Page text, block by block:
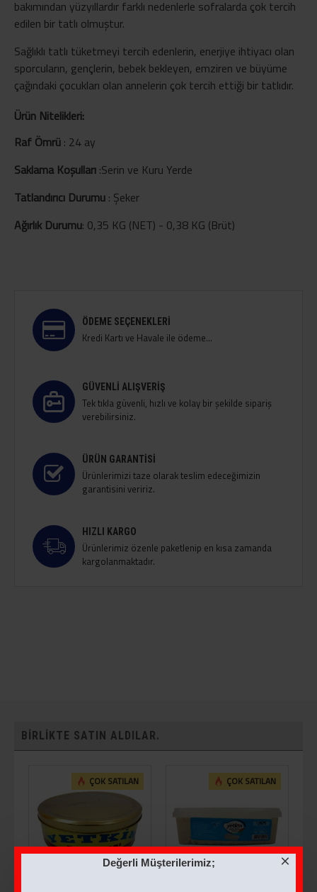
Değerli Müşterilerimiz;
bakımından yüzyıllardır farklı nedenlerle sofralarda çok tercih
edilen bir tatlı olmuştur.
Sağlıklı tatlı tüketmeyi tercih edenlerin, enerjiye ihtiyacı olan
sporcuların, gençlerin, bebek bekleyen, emziren ve büyüme
çağındaki çocukları olan annelerin çok tercih ettiği bir tatlıdır.
Ürün Nitelikleri:
Raf Ömrü : 24 ay
Saklama Koşulları :Serin ve Kuru Yerde
Tatlandırıcı Durumu : Şeker
Ağırlık Durumu: 0,35 KG (NET) - 0,38 KG (Brüt)
ÖDEME SEÇENEKLERI
Kredi Kartı ve Havale ile ödeme...
GÜVENLI ALIŞVERIŞ
Tek tıkla güvenli, hızlı ve kolay bir şekilde sipariş
verebilirsiniz.
ÜRÜN GARANTISI
Ürünlerimizi taze olarak teslim edeceğimizin
garantisini veririz.
HIZLI KARGO
Ürünlerimiz özenle paketlenip en kısa zamanda
kargolanmaktadır.
BIRLIKTE SATIN ALDILAR.
ÇOK SATILAN ÇOK SATILAN